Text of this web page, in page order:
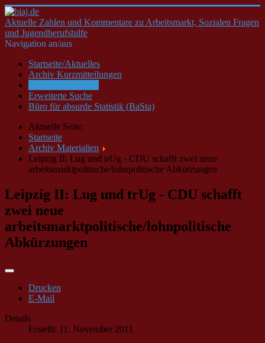
Aktuelle Zahlen und Kommentare zu Arbeitsmarkt, Sozialen Fragen
und Jugendberufshilfe
Navigation an/aus
Startseite/Aktuelles
Archiv Kurzmitteilungen
Erweiterte Suche
Büro für absurde Statistik (BaSta)
Aktuelle Seite:
Startseite
Archiv Materialien
Leipzig II: Lug und trUg - CDU schafft zwei neue
arbeitsmarktpolitische/lohnpolitische Abkürzungen
Leipzig II: Lug und trUg - CDU schafft
zwei neue
arbeitsmarktpolitische/lohnpolitische
Abkürzungen
Drucken
E-Mail
Details
Erstellt: 11. November 2011